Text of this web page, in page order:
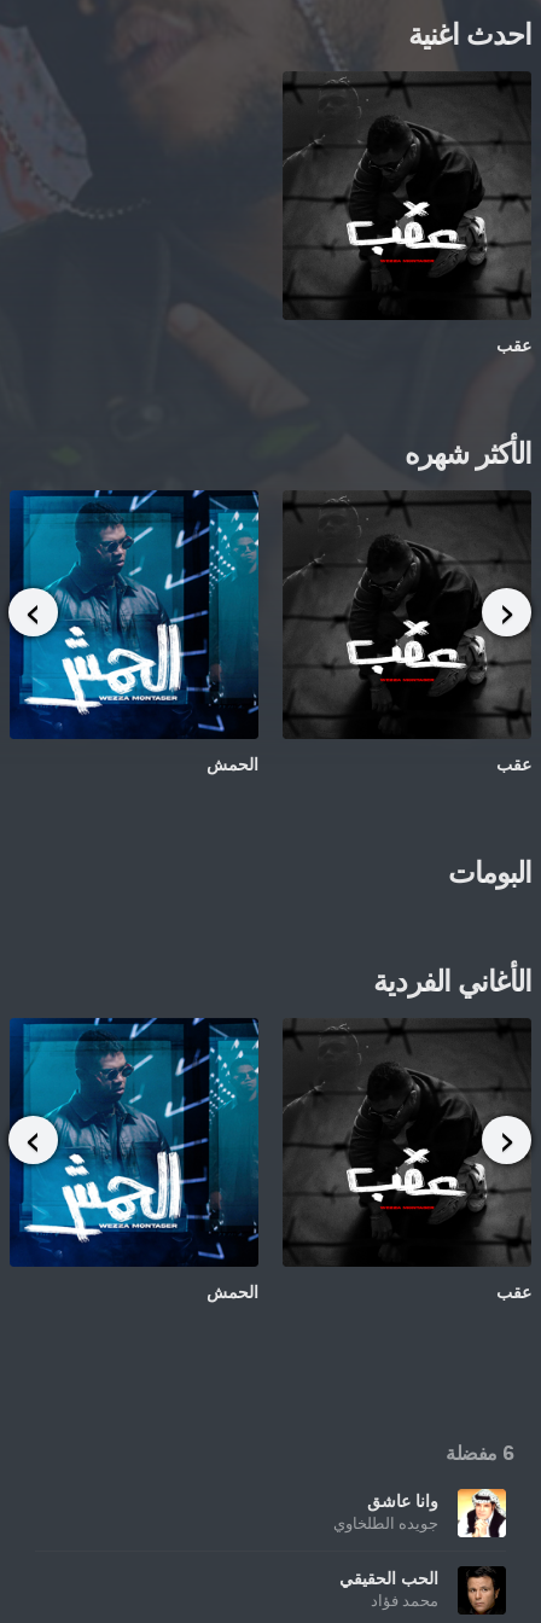
احدث اغنية
عقب
الأكثر شهره
عقب الحمش
البومات
الأغاني الفردية
عقب الحمش
6 مفضلة
وانا عاشق
جويده الطلخاوي
الحب الحقيقي
محمد فؤاد